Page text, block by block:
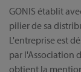
GONIS établit
pilier de sa
L'entreprise est
par l'Association
obtient la